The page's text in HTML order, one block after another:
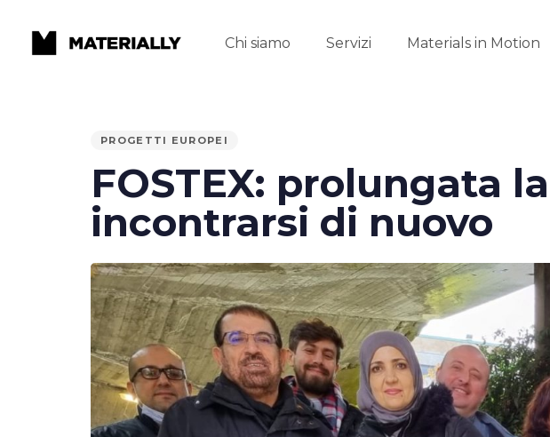
Chi siamo Servizi Materials in Motion
PUBLISHED
PROGETTI EUROPEI
FOSTEX: prolungata
incontrarsi di nuovo